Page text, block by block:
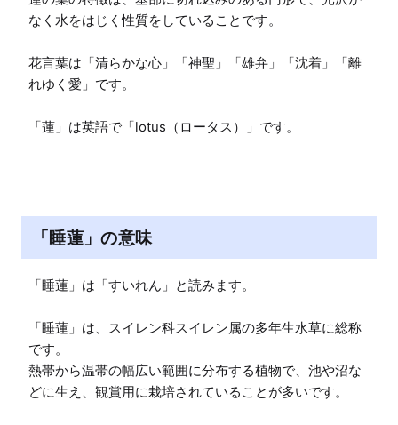
なく水をはじく性質をしていることです。
花言葉は「清らかな心」「神聖」「雄弁」「沈着」「離
れゆく愛」です。
「蓮」は英語で「lotus（ロータス）」です。
「睡蓮」の意味
「睡蓮」は「すいれん」と読みます。
「睡蓮」は、スイレン科スイレン属の多年生水草に総称
です。
熱帯から温帯の幅広い範囲に分布する植物で、池や沼な
どに生え、観賞用に栽培されていることが多いです。